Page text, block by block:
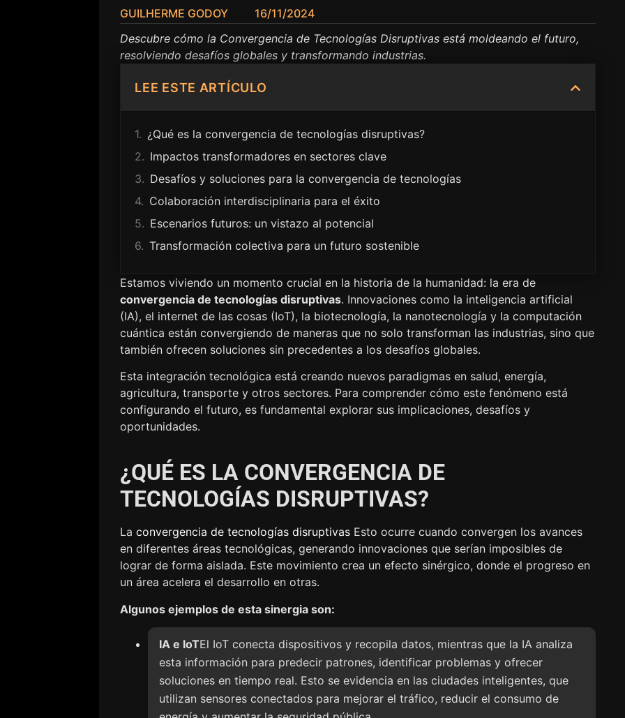
GUILHERME GODOY
16/11/2024
Descubre cómo la Convergencia de Tecnologías Disruptivas está moldeando el futuro,
resolviendo desafíos globales y transformando industrias.
LEE ESTE ARTÍCULO
¿Qué es la convergencia de tecnologías disruptivas?
Impactos transformadores en sectores clave
Desafíos y soluciones para la convergencia de tecnologías
Colaboración interdisciplinaria para el éxito
Escenarios futuros: un vistazo al potencial
Transformación colectiva para un futuro sostenible
Estamos viviendo un momento crucial en la historia de la humanidad: la era de
convergencia de tecnologías disruptivas. Innovaciones como la inteligencia artificial
(IA), el internet de las cosas (IoT), la biotecnología, la nanotecnología y la computación
cuántica están convergiendo de maneras que no solo transforman las industrias, sino que
también ofrecen soluciones sin precedentes a los desafíos globales.
Esta integración tecnológica está creando nuevos paradigmas en salud, energía,
agricultura, transporte y otros sectores. Para comprender cómo este fenómeno está
configurando el futuro, es fundamental explorar sus implicaciones, desafíos y
oportunidades.
¿QUÉ ES LA CONVERGENCIA DE
TECNOLOGÍAS DISRUPTIVAS?
Laconvergencia de tecnologías disruptivas Esto ocurre cuando convergen los avances
en diferentes áreas tecnológicas, generando innovaciones que serían imposibles de
lograr de forma aislada. Este movimiento crea un efecto sinérgico, donde el progreso en
un área acelera el desarrollo en otras.
Algunos ejemplos de esta sinergia son:
IA e IoTEl IoT conecta dispositivos y recopila datos, mientras que la IA analiza
esta información para predecir patrones, identificar problemas y ofrecer
soluciones en tiempo real. Esto se evidencia en las ciudades inteligentes, que
utilizan sensores conectados para mejorar el tráfico, reducir el consumo de